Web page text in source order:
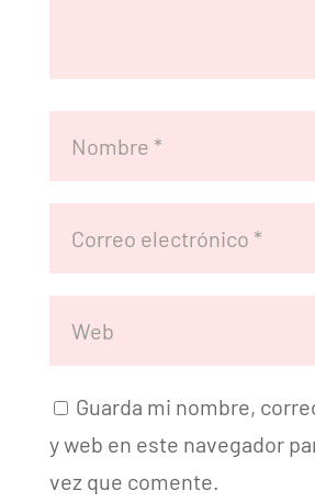
Guarda mi nombre,
y web en este navegador
vez que comente.